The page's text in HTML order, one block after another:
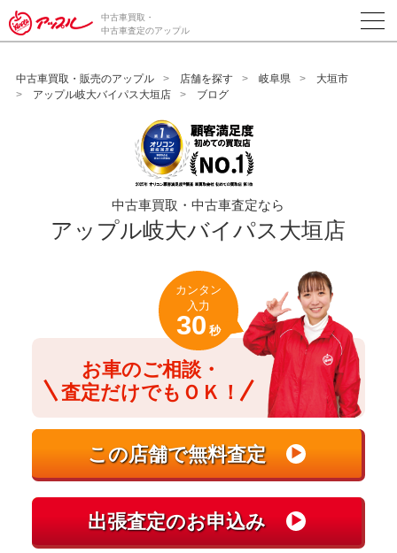
/*ABテスト_新規査定フォームの為のCVボタン*/
中古車買取・
中古車査定のアップル
中古車買取・販売のアップル 店舗を探す 岐阜県
大垣市
アップル岐大バイパス大垣店
ブログ
中古車買取・中古車査定なら
アップル岐大バイパス大垣店
お車のご相談・
査定だけでもＯＫ！
カンタン
入力
30 秒